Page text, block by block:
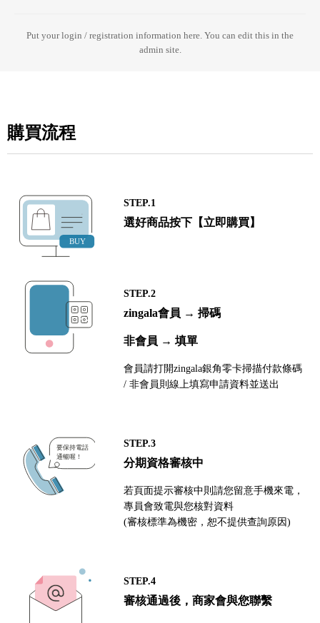
Put your login / registration information here. You can edit this in the
admin site.
購買流程
STEP.1
選好商品按下【立即購買】
STEP.2
zingala會員 → 掃碼
非會員 → 填單
會員請打開zingala銀角零卡掃描付款條碼
/ 非會員則線上填寫申請資料並送出
STEP.3
分期資格審核中
若頁面提示審核中則請您留意手機來電，
專員會致電與您核對資料
(審核標準為機密，恕不提供查詢原因)
STEP.4
審核通過後，商家會與您聯繫